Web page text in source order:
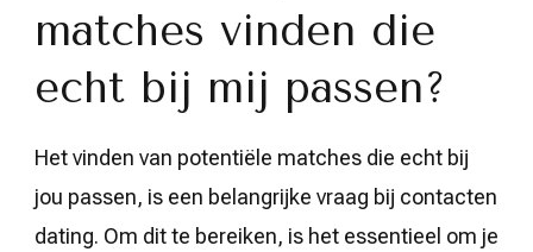
matches vinden die
echt bij mij passen?
Het vinden van potentiële matches die echt bij
jou passen, is een belangrijke vraag bij contacten
dating. Om dit te bereiken, is het essentieel om je